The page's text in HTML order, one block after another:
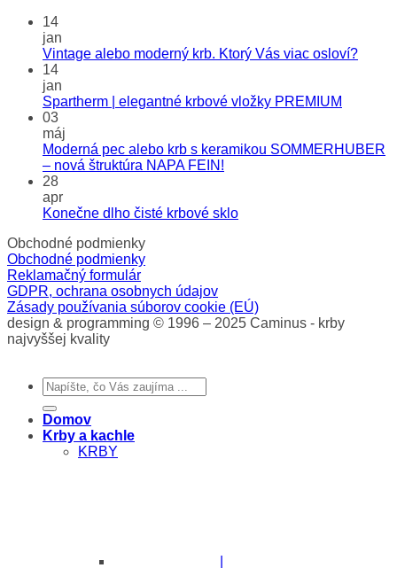
14
jan
Vintage alebo moderný krb. Ktorý Vás viac osloví?
14
jan
Spartherm | elegantné krbové vložky PREMIUM
03
máj
Moderná pec alebo krb s keramikou SOMMERHUBER
– nová štruktúra NAPA FEIN!
28
apr
Konečne dlho čisté krbové sklo
Obchodné podmienky
Obchodné podmienky
Reklamačný formulár
GDPR, ochrana osobnych údajov
Zásady používania súborov cookie (EÚ)
design & programming © 1996 – 2025 Caminus - krby
najvyššej kvality
Hľadať:
Domov
Krby a kachle
KRBY